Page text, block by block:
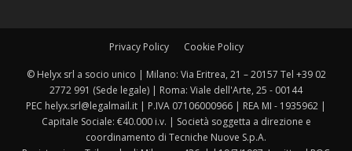
Privacy Policy Cookie Policy
© Helyx srl a socio unico | Milano: Via Eritrea, 21 – 20157 Tel +39 02
2772 991 (Sede legale) | Roma: Viale dell'Arte, 25 - 00144
PEC helyx.srl@legalmail.it | P.IVA 07106000966 | REA MI - 1935962 |
Capitale Sociale: €40.000 i.v. | Società soggetta a direzione e
coordinamento di Tecniche Nuove S.p.A.